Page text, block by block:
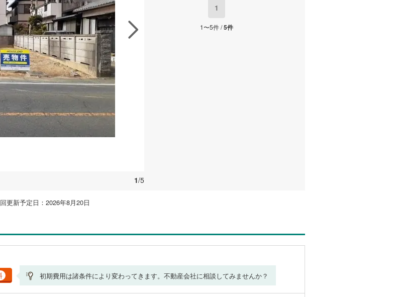
を見る
加する
1/5
1
1〜5件 /5件
新予定日：2026年8月20日
初期費用は諸条件により変わってきます。不動産会社に相談してみませんか？